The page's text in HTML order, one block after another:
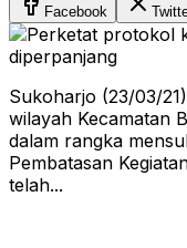
Facebook
Sukoharjo (23/03/
wilayah Kecamatan
dalam rangka
Pembatasan
telah...